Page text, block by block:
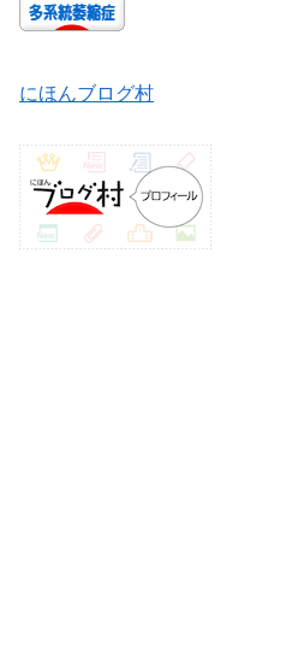
にほんブログ村